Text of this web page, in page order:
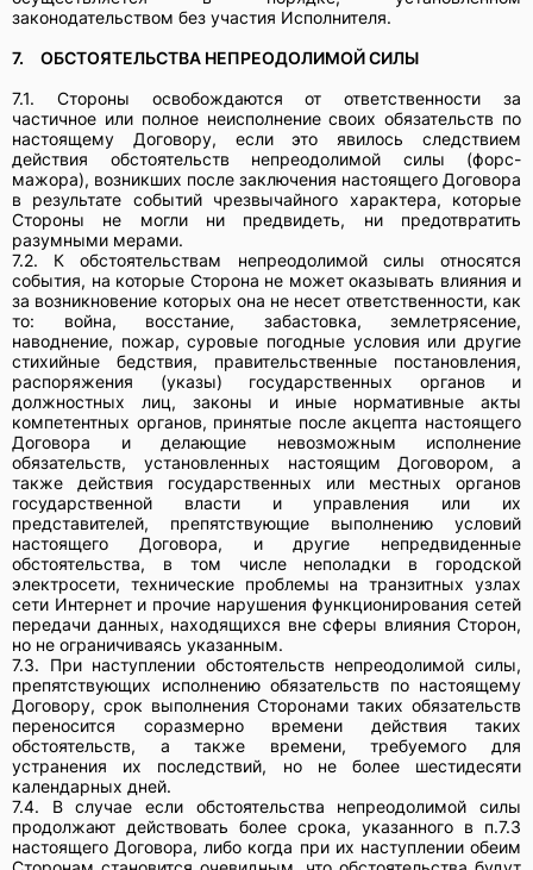
законодательством без участия Исполнителя.
7.
ОБСТОЯТЕЛЬСТВА НЕПРЕОДОЛИМОЙ СИЛЫ
7.1. Стороны освобождаются от ответственности за
частичное или полное неисполнение своих обязательств по
настоящему Договору, если это явилось следствием
действия обстоятельств непреодолимой силы (форс-
мажора), возникших после заключения настоящего Договора
в результате событий чрезвычайного характера, которые
Стороны не могли ни предвидеть, ни предотвратить
разумными мерами.
7.2. К обстоятельствам непреодолимой силы относятся
события, на которые Сторона не может оказывать влияния и
за возникновение которых она не несет ответственности, как
то: война, восстание, забастовка, землетрясение,
наводнение, пожар, суровые погодные условия или другие
стихийные бедствия, правительственные постановления,
распоряжения (указы) государственных органов и
должностных лиц, законы и иные нормативные акты
компетентных органов, принятые после акцепта настоящего
Договора и делающие невозможным исполнение
обязательств, установленных настоящим Договором, а
также действия государственных или местных органов
государственной власти и управления или их
представителей, препятствующие выполнению условий
настоящего Договора, и другие непредвиденные
обстоятельства, в том числе неполадки в городской
электросети, технические проблемы на транзитных узлах
сети Интернет и прочие нарушения функционирования сетей
передачи данных, находящихся вне сферы влияния Сторон,
но не ограничиваясь указанным.
7.3. При наступлении обстоятельств непреодолимой силы,
препятствующих исполнению обязательств по настоящему
Договору, срок выполнения Сторонами таких обязательств
переносится соразмерно времени действия таких
обстоятельств, а также времени, требуемого для
устранения их последствий, но не более шестидесяти
календарных дней.
7.4. В случае если обстоятельства непреодолимой силы
продолжают действовать более срока, указанного в п.7.3
настоящего Договора, либо когда при их наступлении обеим